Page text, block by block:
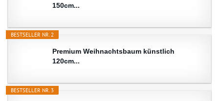
150cm...
BESTSELLER NR. 2
Premium Weihnachtsbaum künstlich
120cm...
BESTSELLER NR. 3